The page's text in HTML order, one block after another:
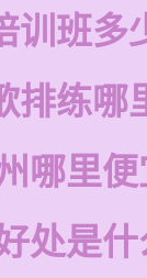
训班多
排练哪
哪里
处是什